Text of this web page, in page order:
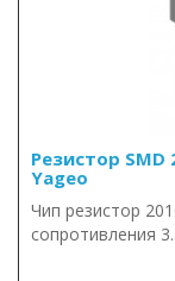
Резистор SMD
Yageo
Чип резистор
сопротивления